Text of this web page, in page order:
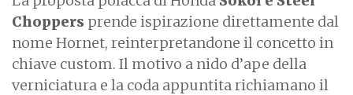
Choppers prende ispirazione direttamente dal
nome Hornet, reinterpretandone il concetto in
chiave custom. Il motivo a nido d’ape della
verniciatura e la coda appuntita richiamano il